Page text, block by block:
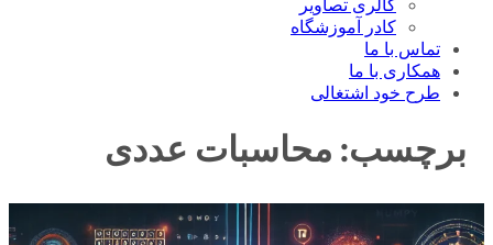
کادر آموزشگاه
تماس با ما
همکاری با ما
طرح خود اشتغالی
برچسب: محاسبات عددی